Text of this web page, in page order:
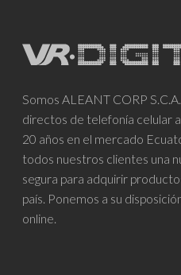
Somos ALEANT CORP
directos de telefonía celular
20 años en el mercado
todos nuestros clientes una
segura para adquirir
país. Ponemos a su
online.